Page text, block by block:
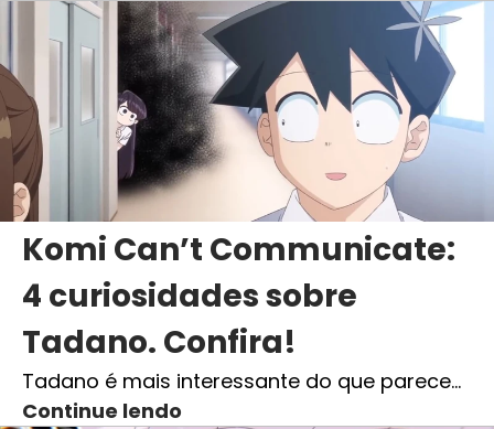
Komi Can’t Communicate:
4 curiosidades sobre
Tadano. Confira!
Tadano é mais interessante do que parece…
Continue lendo